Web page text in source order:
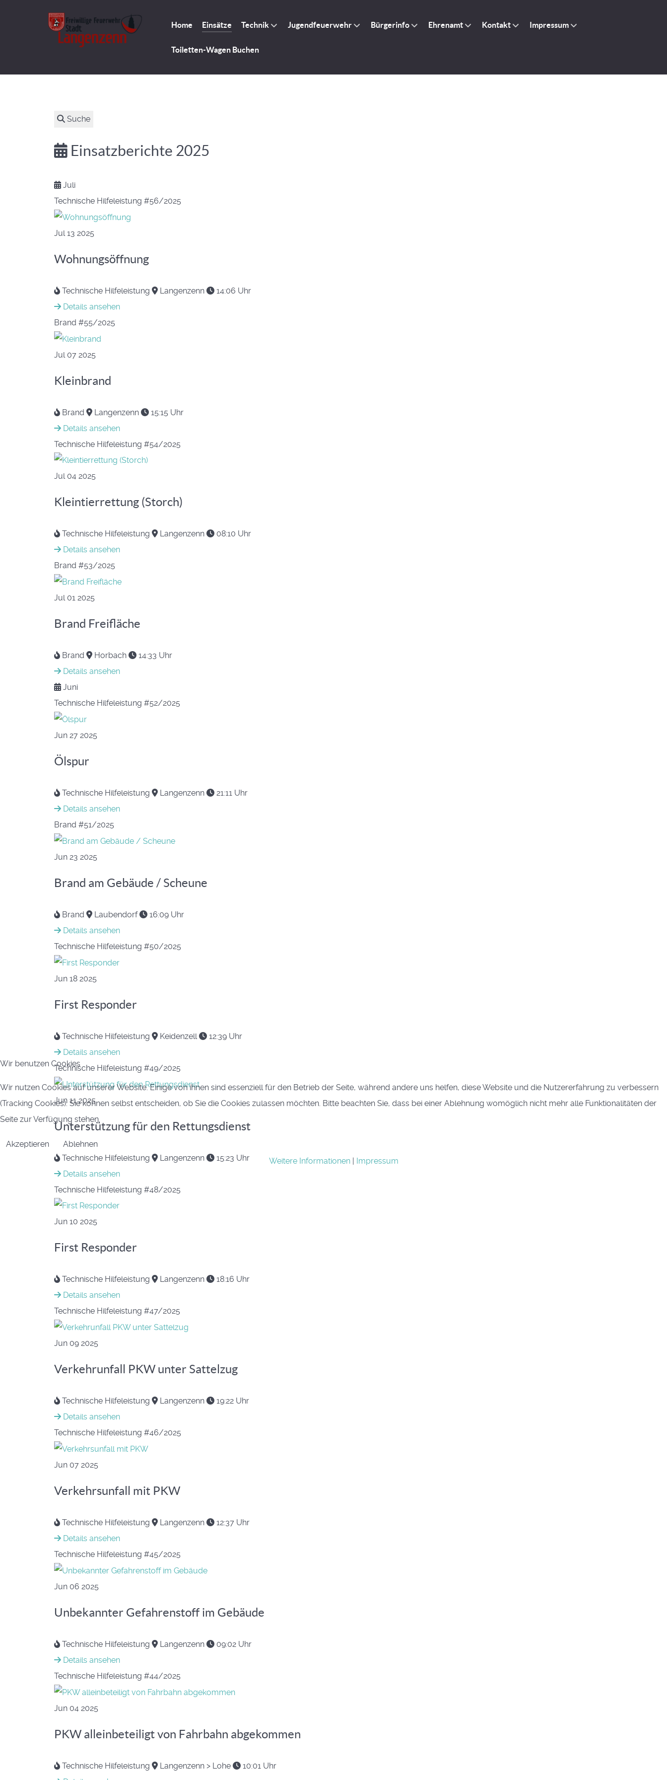
Home Einsätze Technik Jugendfeuerwehr Bürgerinfo Ehrenamt Kontakt Impressum
Toiletten-Wagen Buchen
Suche
Einsatzberichte 2025
Juli
Technische Hilfeleistung #56/2025
Jul 13 2025
Wohnungsöffnung
Technische Hilfeleistung Langenzenn
14:06 Uhr
Details ansehen
Brand #55/2025
Jul 07 2025
Kleinbrand
Brand Langenzenn
15:15 Uhr
Details ansehen
Technische Hilfeleistung #54/2025
Jul 04 2025
Kleintierrettung (Storch)
Technische Hilfeleistung Langenzenn
08:10 Uhr
Details ansehen
Brand #53/2025
Jul 01 2025
Brand Freifläche
Brand Horbach
14:33 Uhr
Details ansehen
Juni
Technische Hilfeleistung #52/2025
Jun 27 2025
Ölspur
Technische Hilfeleistung Langenzenn
21:11 Uhr
Details ansehen
Brand #51/2025
Jun 23 2025
Brand am Gebäude / Scheune
Brand Laubendorf
16:09 Uhr
Details ansehen
Technische Hilfeleistung #50/2025
Jun 18 2025
First Responder
Technische Hilfeleistung Keidenzell
12:39 Uhr
Details ansehen
Technische Hilfeleistung #49/2025
Jun 11 2025
Unterstützung für den Rettungsdienst
Technische Hilfeleistung Langenzenn
15:23 Uhr
Details ansehen
Technische Hilfeleistung #48/2025
Jun 10 2025
First Responder
Technische Hilfeleistung Langenzenn
18:16 Uhr
Details ansehen
Technische Hilfeleistung #47/2025
Jun 09 2025
Verkehrunfall PKW unter Sattelzug
Technische Hilfeleistung Langenzenn
19:22 Uhr
Details ansehen
Technische Hilfeleistung #46/2025
Jun 07 2025
Verkehrsunfall mit PKW
Technische Hilfeleistung Langenzenn
12:37 Uhr
Details ansehen
Technische Hilfeleistung #45/2025
Jun 06 2025
Unbekannter Gefahrenstoff im Gebäude
Technische Hilfeleistung Langenzenn
09:02 Uhr
Details ansehen
Technische Hilfeleistung #44/2025
Jun 04 2025
PKW alleinbeteiligt von Fahrbahn abgekommen
Technische Hilfeleistung Langenzenn > Lohe
10:01 Uhr
Wir benutzen Cookies
Wir nutzen Cookies auf unserer Website. Einige von ihnen sind essenziell für den Betrieb der Seite, während andere uns helfen, diese Website und die Nutzererfahrung zu verbessern
(Tracking Cookies). Sie können selbst entscheiden, ob Sie die Cookies zulassen möchten. Bitte beachten Sie, dass bei einer Ablehnung womöglich nicht mehr alle Funktionalitäten der
Seite zur Verfügung stehen.
Akzeptieren
Ablehnen
Weitere Informationen| Impressum